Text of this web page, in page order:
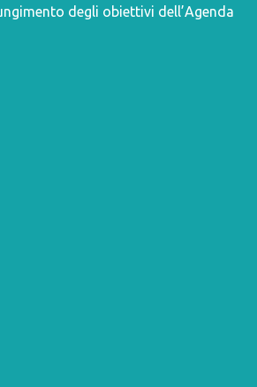
degli obiettivi dell’Agenda